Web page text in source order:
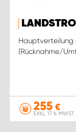
Hauptverteilung
(Rücknahme/
255 €
EXKL. 17 % MWST.